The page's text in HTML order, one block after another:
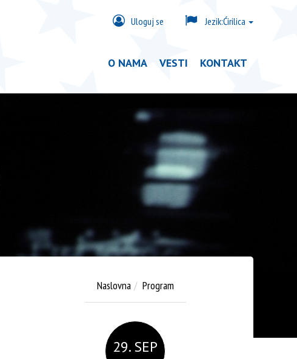
Uloguj se Jezik:Ćirilica
O NAMA VESTI KONTAKT
Naslovna Program
29. SEP